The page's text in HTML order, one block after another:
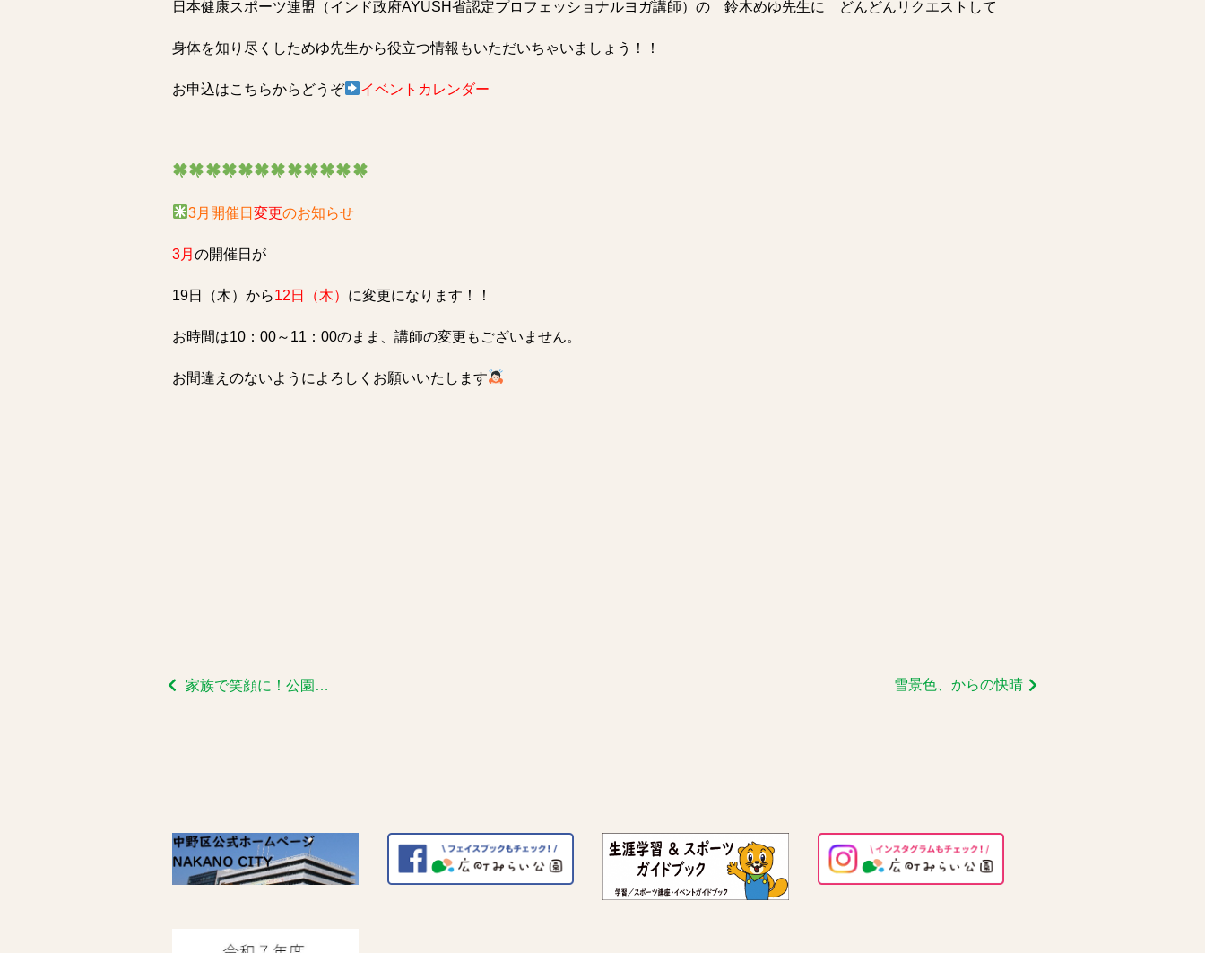
日本健康スポーツ連盟（インド政府AYUSH省認定プロフェッショナルヨガ講師）の 鈴木めゆ先生に どんどんリクエストして
身体を知り尽くしためゆ先生から役立つ情報もいただいちゃいましょう！！
お申込はこちらからどうぞ イベントカレンダー
3月開催日変更のお知らせ
3月 の開催日が
19日（木）から12日（木） に変更になります！！
お時間は10：00～11：00のまま、講師の変更もございません。
お間違えのないようによろしくお願いいたします
家族で笑顔に！公園で楽しむファミリーリトミック 雪景色、からの快晴